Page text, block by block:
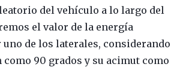
del vehículo a lo largo del
el valor de la energía
de los laterales, considerando
90 grados y su acimut como